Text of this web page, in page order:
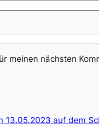
meinen nächsten
13.05.2023 auf dem